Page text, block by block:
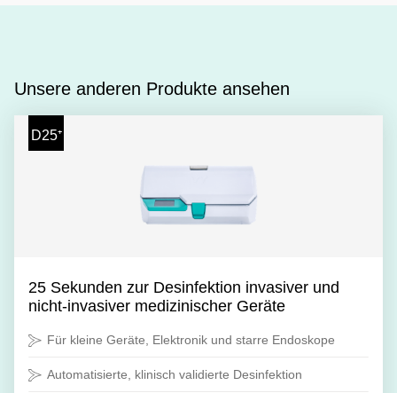
Unsere anderen Produkte ansehen
D25⁺
25 Sekunden zur Desinfektion invasiver und
nicht-invasiver medizinischer Geräte
Für kleine Geräte, Elektronik und starre Endoskope
Automatisierte, klinisch validierte Desinfektion